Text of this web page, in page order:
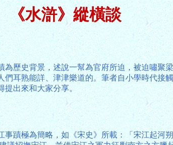
《水滸》縱橫談
歷史背景，述說一幫為官府所迫，被迫嘯
耳熟能詳、津津樂道的。筆者自小學時代接
提出來和大家分享。
蹟極為簡略，如《宋史》所載：「宋江起河